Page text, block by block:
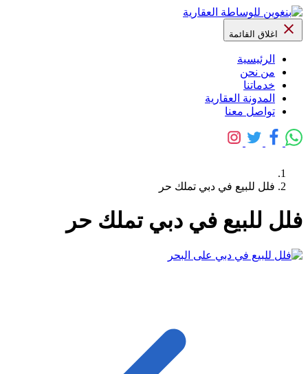
اغلاق القائمة
الرئيسية
من نحن
خدماتنا
المدونة العقارية
تواصل معنا
فلل للبيع في دبي تملك حر
فلل للبيع في دبي تملك حر